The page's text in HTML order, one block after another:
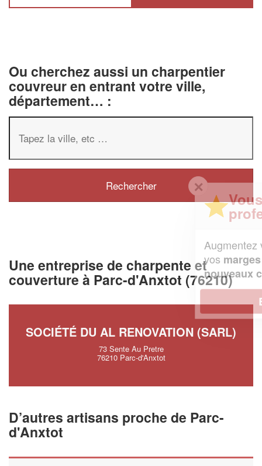
Ou cherchez aussi un charpentier
couvreur en entrant votre ville,
département… :
Une entreprise de charpente et
couverture à Parc-d'Anxtot (76210)
SOCIÉTÉ DU AL RENOVATION (SARL)
73 Sente Au Pretre
76210 Parc-d'Anxtot
D’autres artisans proche de Parc-
d'Anxtot
Vous êtes un
professionnel ?
chiffre d'affaireset
vos
marges tout en gagnant de
nouveaux clients!
En savoir plus